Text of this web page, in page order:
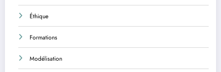
Éthique
Formations
Modélisation